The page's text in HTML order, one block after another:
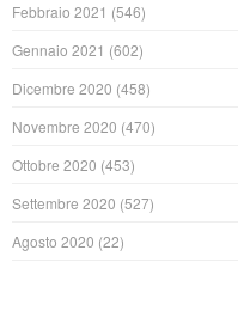
Febbraio 2021 (546)
Gennaio 2021 (602)
Dicembre 2020 (458)
Novembre 2020 (470)
Ottobre 2020 (453)
Settembre 2020 (527)
Agosto 2020 (22)